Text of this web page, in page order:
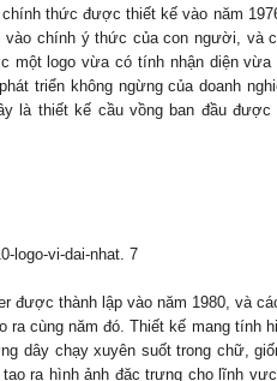
chính thức được thiết kế vào năm
chính ý thức của con người, và
một logo vừa có tính nhận diện vừa
triển không ngừng của doanh
là thiết kế cầu vồng ban đầu được
được thành lập vào năm 1980, và
cùng năm đó. Thiết kế mang tính
dây chạy xuyên suốt trong chữ,
ra hình ảnh đặc trưng cho lĩnh